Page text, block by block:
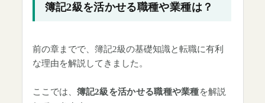
簿記2級を活かせる職種や業種は？
前の章までで、簿記2級の基礎知識と転職に有利
な理由を解説してきました。
ここでは、 簿記2級を活かせる職種や業種を解説